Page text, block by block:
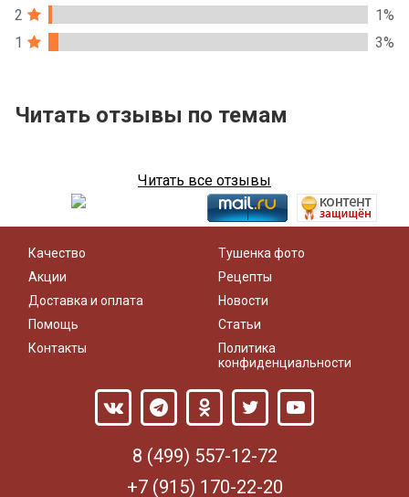
2
1%
1
3%
Читать отзывы по темам
Читать все отзывы
Качество
Акции
Доставка и оплата
Помощь
Контакты
Тушенка фото
Рецепты
Новости
Статьи
Политика
конфиденциальности
8 (499) 557-12-72
+7 (915) 170-22-20